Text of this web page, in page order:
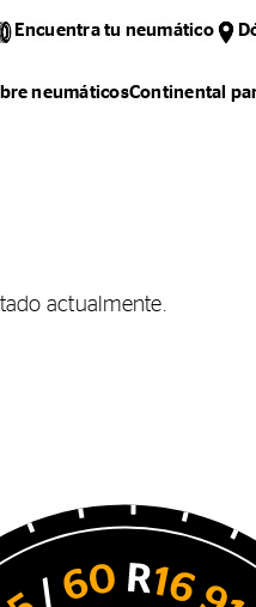
Encuentra tu neumático
neumáticosContinental
actualmente.